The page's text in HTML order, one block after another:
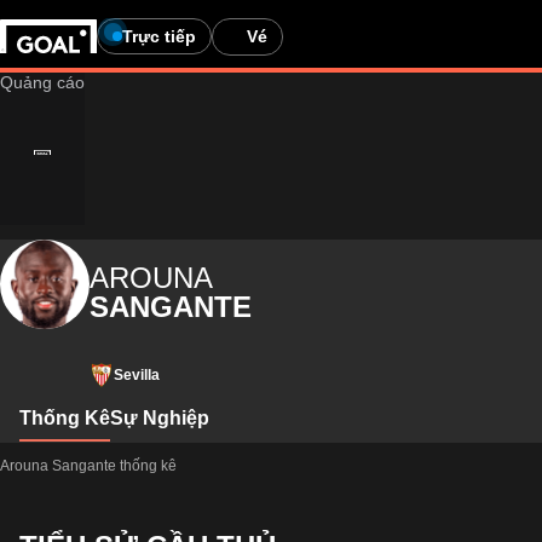
Trực tiếp Vé
AROUNA
SANGANTE
Sevilla
Thống KêSự Nghiệp
Arouna Sangante thống kê